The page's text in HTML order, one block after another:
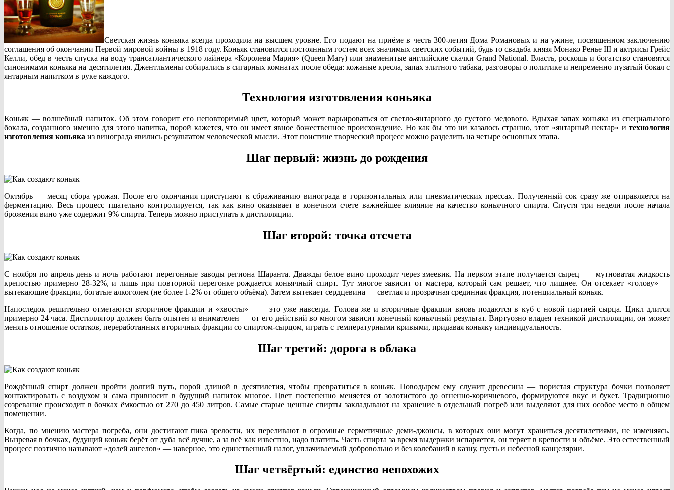
Светская жизнь коньяка всегда проходила на высшем уровне. Его подают на приёме в честь 300-летия Дома Романовых и на ужине, посвященном заключению
соглашения об окончании Первой мировой войны в 1918 году. Коньяк становится постоянным гостем всех значимых светских событий, будь то свадьба князя Монако Ренье III и актрисы Грейс
Келли, обед в честь спуска на воду трансатлантического лайнера «Королева Мария» (Queen Mary) или знаменитые английские скачки Grand National. Власть, роскошь и богатство становятся
синонимами коньяка на десятилетия. Джентльмены собирались в сигарных комнатах после обеда: кожаные кресла, запах элитного табака, разговоры о политике и непременно пузатый бокал с
янтарным напитком в руке каждого.
Технология изготовления коньяка
Коньяк — волшебный напиток. Об этом говорит его неповторимый цвет, который может варьироваться от светло-янтарного до густого медового. Вдыхая запах коньяка из специального
бокала, созданного именно для этого напитка, порой кажется, что он имеет явное божественное происхождение. Но как бы это ни казалось странно, этот «янтарный нектар» и технология
изготовления коньяка из винограда явились результатом человеческой мысли. Этот поистине творческий процесс можно разделить на четыре основных этапа.
Шаг первый: жизнь до рождения
Октябрь — месяц сбора урожая. После его окончания приступают к сбраживанию винограда в горизонтальных или пневматических прессах. Полученный сок сразу же отправляется на
ферментацию. Весь процесс тщательно контролируется, так как вино оказывает в конечном счете важнейшее влияние на качество коньячного спирта. Спустя три недели после начала
брожения вино уже содержит 9% спирта. Теперь можно приступать к дистилляции.
Шаг второй: точка отсчета
С ноября по апрель день и ночь работают перегонные заводы региона Шаранта. Дважды белое вино проходит через змеевик. На первом этапе получается сырец — мутноватая жидкость
крепостью примерно 28-32%, и лишь при повторной перегонке рождается коньячный спирт. Тут многое зависит от мастера, который сам решает, что лишнее. Он отсекает «голову» —
вытекающие фракции, богатые алкоголем (не более 1-2% от общего объёма). Затем вытекает сердцевина — светлая и прозрачная срединная фракция, потенциальный коньяк.
Напоследок решительно отметаются вторичное фракции и «хвосты» — это уже навсегда. Голова же и вторичные фракции вновь подаются в куб с новой партией сырца. Цикл длится
примерно 24 часа. Дистиллятор должен быть опытен и внимателен — от его действий во многом зависит конечный коньячный результат. Виртуозно владея техникой дистилляции, он может
менять отношение остатков, переработанных вторичных фракции со спиртом-сырцом, играть с температурными кривыми, придавая коньяку индивидуальность.
Шаг третий: дорога в облака
Рождённый спирт должен пройти долгий путь, порой длиной в десятилетия, чтобы превратиться в коньяк. Поводырем ему служит древесина — пористая структура бочки позволяет
контактировать с воздухом и сама привносит в будущий напиток многое. Цвет постепенно меняется от золотистого до огненно-коричневого, формируются вкус и букет. Традиционно
созревание происходит в бочках ёмкостью от 270 до 450 литров. Самые старые ценные спирты закладывают на хранение в отдельный погреб или выделяют для них особое место в общем
помещении.
Когда, по мнению мастера погреба, они достигают пика зрелости, их переливают в огромные герметичные деми-джонсы, в которых они могут храниться десятилетиями, не изменяясь.
Вызревая в бочках, будущий коньяк берёт от дуба всё лучше, а за всё как известно, надо платить. Часть спирта за время выдержки испаряется, он теряет в крепости и объёме. Это естественный
процесс поэтично называют «долей ангелов» — наверное, это единственный налог, уплачиваемый добровольно и без колебаний в казну, пусть и небесной канцелярии.
Шаг четвёртый: единство непохожих